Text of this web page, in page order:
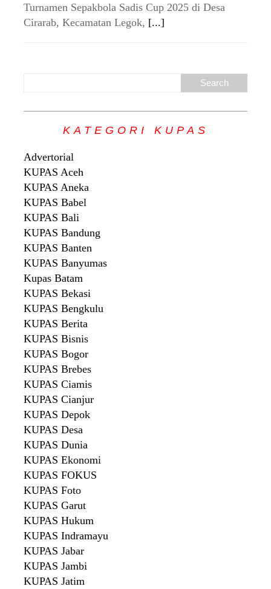
Turnamen Sepakbola Sadis Cup 2025 di Desa
Cirarab, Kecamatan Legok, [...]
KATEGORI KUPAS
Advertorial
KUPAS Aceh
KUPAS Aneka
KUPAS Babel
KUPAS Bali
KUPAS Bandung
KUPAS Banten
KUPAS Banyumas
Kupas Batam
KUPAS Bekasi
KUPAS Bengkulu
KUPAS Berita
KUPAS Bisnis
KUPAS Bogor
KUPAS Brebes
KUPAS Ciamis
KUPAS Cianjur
KUPAS Depok
KUPAS Desa
KUPAS Dunia
KUPAS Ekonomi
KUPAS FOKUS
KUPAS Foto
KUPAS Garut
KUPAS Hukum
KUPAS Indramayu
KUPAS Jabar
KUPAS Jambi
KUPAS Jatim